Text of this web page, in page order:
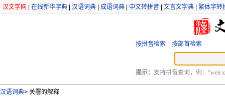
汉文学网 在线新华字典 汉语词典 成语词典 中文转拼音 文言文字典 繁体字转
按拼音检索 按部首检索
提示： 支持拼音查询，例：“wen
汉语词典> 关署的解释